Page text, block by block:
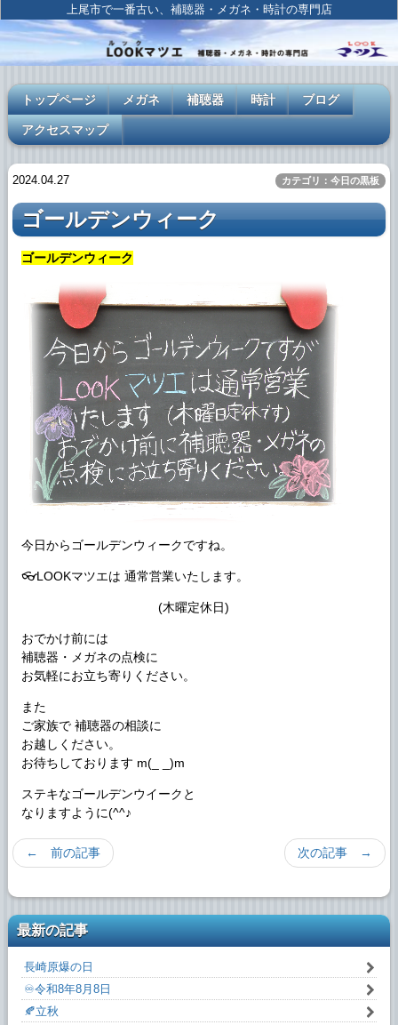
上尾市で一番古い、補聴器・メガネ・時計の専門店
トップページ メガネ 補聴器 時計 ブログ
アクセスマップ
2024.04.27 カテゴリ：今日の黒板
ゴールデンウィーク
ゴールデンウィーク
今日からゴールデンウィークですね。
👓LOOKマツエは 通常営業いたします。
(木曜定休日)
おでかけ前には
補聴器・メガネの点検に
お気軽にお立ち寄りください。
また
ご家族で 補聴器の相談に
お越しください。
お待ちしております m(_ _)m
ステキなゴールデンウイークと
なりますように(^^♪
次の記事 →
← 前の記事
最新の記事
長崎原爆の日
♾️令和8年8月8日
🍂立秋